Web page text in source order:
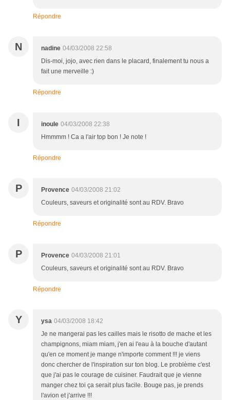
Répondre
N nadine 04/03/2008 22:58
Dis-moi, jojo, avec rien dans le placard, finalement tu nous a
fait une merveille :)
Répondre
I inoule 04/03/2008 22:38
Hmmmm ! Ca a l'air top bon ! Je note !
Répondre
P Provence 04/03/2008 21:02
Couleurs, saveurs et originalité sont au RDV. Bravo
Répondre
P Provence 04/03/2008 21:01
Couleurs, saveurs et originalité sont au RDV. Bravo
Répondre
Y ysa 04/03/2008 18:42
Je ne mangerai pas les cailles mais le risotto de mache et les
champignons, miam miam, j'en ai l'eau à la bouche d'autant
qu'en ce moment je mange n'importe comment !!! je viens
donc chercher de l'inspiration sur ton blog. Le problème c'est
que j'ai pas le courage de cuisiner. Faudrait que je vienne
manger chez toi ça serait plus facile. Bouge pas, je prends
l'avion et j'arrive !!!